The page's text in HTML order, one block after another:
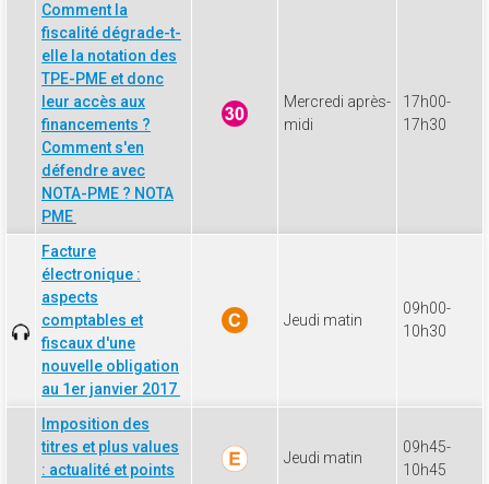
Comment la
fiscalité dégrade-t-
elle la notation des
TPE-PME et donc
leur accès aux
financements ?
Comment s'en
défendre avec
NOTA-PME ? NOTA
PME
Mercredi après-
midi
17h00-
17h30
Facture
électronique :
aspects
comptables et
fiscaux d'une
nouvelle obligation
au 1er janvier 2017
Jeudi matin
09h00-
10h30
Imposition des
titres et plus values
: actualité et points
Jeudi matin
09h45-
10h45